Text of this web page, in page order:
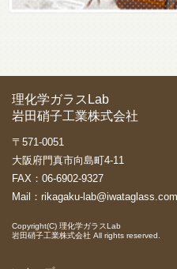
理化学ガラスLab
岩田硝子工業株式会社
〒571-0051
大阪府門真市向島町4-11
FAX：06-6902-9327
Mail： rikagaku-lab@iwataglass.com
Copyright(C) 理化学ガラスLab
岩田硝子工業株式会社 All rights reserved.